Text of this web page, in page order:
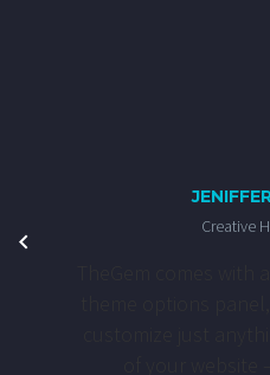
Creative